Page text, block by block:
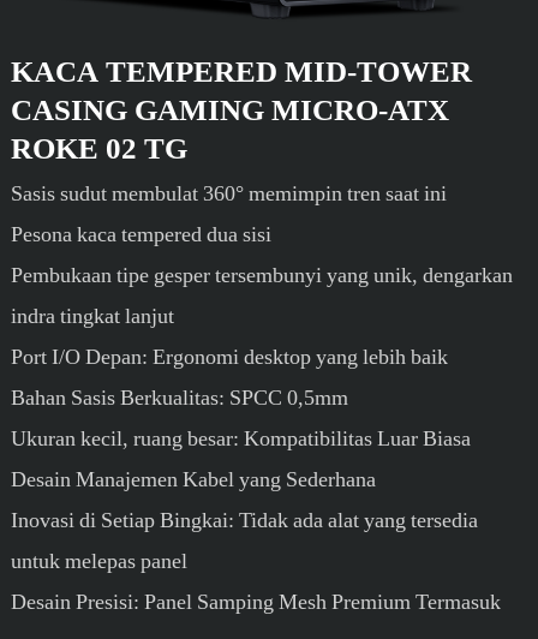
KACA TEMPERED MID-TOWER
CASING GAMING MICRO-ATX
ROKE 02 TG
Sasis sudut membulat 360° memimpin tren saat ini
Pesona kaca tempered dua sisi
Pembukaan tipe gesper tersembunyi yang unik, dengarkan
indra tingkat lanjut
Port I/O Depan: Ergonomi desktop yang lebih baik
Bahan Sasis Berkualitas: SPCC 0,5mm
Ukuran kecil, ruang besar: Kompatibilitas Luar Biasa
Desain Manajemen Kabel yang Sederhana
Inovasi di Setiap Bingkai: Tidak ada alat yang tersedia
untuk melepas panel
Desain Presisi: Panel Samping Mesh Premium Termasuk